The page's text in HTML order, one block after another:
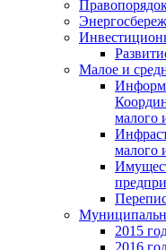
Малое и
малого
малого
2015
2016